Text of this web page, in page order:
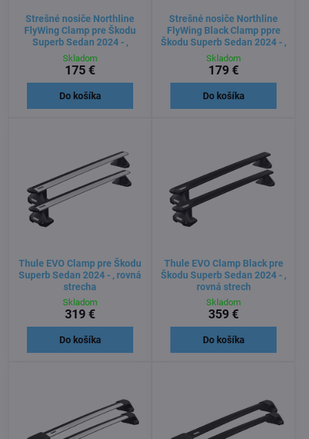
Strešné nosiče Northline
FlyWing Clamp pre Škodu
Superb Sedan 2024 - ,
Skladom
175 €
Do košíka
Strešné nosiče Northline
FlyWing Black Clamp ppre
Škodu Superb Sedan 2024 - ,
Skladom
179 €
Do košíka
Thule EVO Clamp pre Škodu
Superb Sedan 2024 - , rovná
strecha
Skladom
319 €
Do košíka
Thule EVO Clamp Black pre
Škodu Superb Sedan 2024 - ,
rovná strech
Skladom
359 €
Do košíka